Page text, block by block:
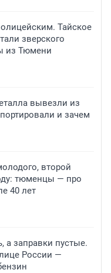
Тайское
зверского
из Тюмени
вывезли из
и зачем
второй
тюменцы — про
40 лет
а заправки пустые.
России —